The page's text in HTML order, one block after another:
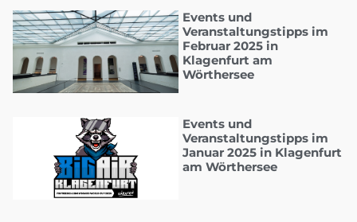
Events und
Veranstaltungstipps im
Februar 2025 in
Klagenfurt am
Wörthersee
Events und
Veranstaltungstipps im
Januar 2025 in Klagenfurt
am Wörthersee